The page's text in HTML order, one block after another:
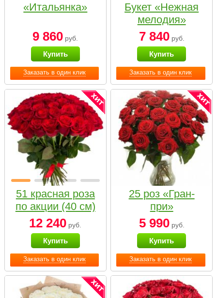
Заказать в один клик
«Итальянка»
9 860 руб.
Купить
Заказать в один клик
Букет «Нежная
мелодия»
7 840руб.
Купить
Заказать в один клик
51 красная роза
по акции (40 см)
12 240 руб.
Купить
Заказать в один клик
25 роз «Гран-
при»
5 990руб.
Купить